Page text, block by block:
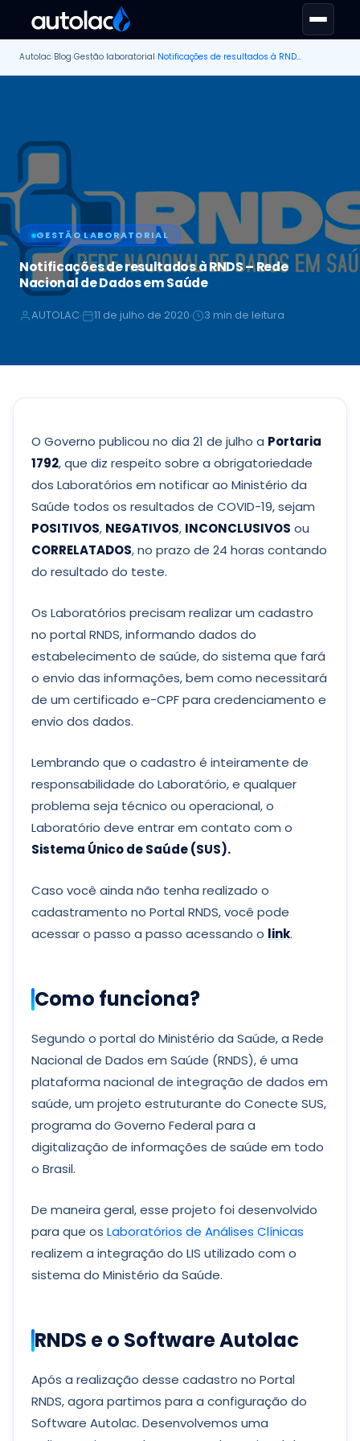
Autolac›Blog›Gestão laboratorial› Notificações de resultados à RNDS – Rede Nacional de Dados em Saúde
GESTÃO LABORATORIAL
Notificações de resultados à RNDS – Rede
Nacional de Dados em Saúde
AUTOLAC 11 de julho de 2020 3 min de leitura
O Governo publicou no dia 21 de julho a Portaria
1792, que diz respeito sobre a obrigatoriedade
dos Laboratórios em notificar ao Ministério da
Saúde todos os resultados de COVID-19, sejam
POSITIVOS, NEGATIVOS, INCONCLUSIVOS ou
CORRELATADOS, no prazo de 24 horas contando
do resultado do teste.
Os Laboratórios precisam realizar um cadastro
no portal RNDS, informando dados do
estabelecimento de saúde, do sistema que fará
o envio das informações, bem como necessitará
de um certificado e-CPF para credenciamento e
envio dos dados.
Lembrando que o cadastro é inteiramente de
responsabilidade do Laboratório, e qualquer
problema seja técnico ou operacional, o
Laboratório deve entrar em contato com o
Sistema Único de Saúde (SUS).
Caso você ainda não tenha realizado o
cadastramento no Portal RNDS, você pode
acessar o passo a passo acessando o link.
Como funciona?
Segundo o portal do Ministério da Saúde, a Rede
Nacional de Dados em Saúde (RNDS), é uma
plataforma nacional de integração de dados em
saúde, um projeto estruturante do Conecte SUS,
programa do Governo Federal para a
digitalização de informações de saúde em todo
o Brasil.
De maneira geral, esse projeto foi desenvolvido
para que os Laboratórios de Análises Clínicas
realizem a integração do LIS utilizado com o
sistema do Ministério da Saúde.
RNDS e o Software Autolac
Após a realização desse cadastro no Portal
RNDS, agora partimos para a configuração do
Software Autolac. Desenvolvemos uma